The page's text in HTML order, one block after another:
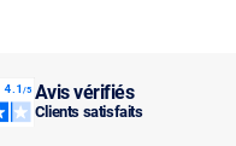
Avis vérifiés
Clients satisfaits